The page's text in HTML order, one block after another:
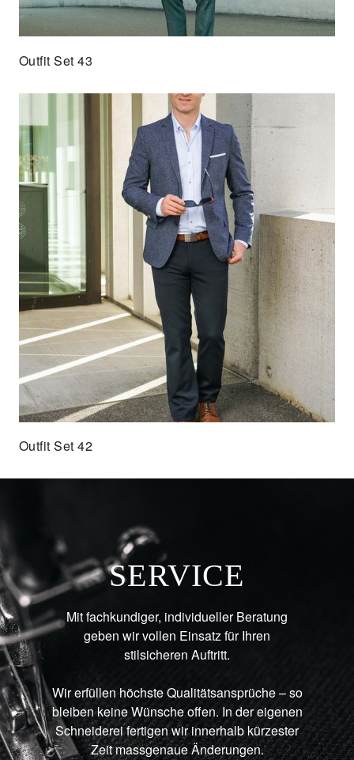
Outfit Set 43
Outfit Set 42
SERVICE
Mit fachkundiger, individueller Beratung
geben wir vollen Einsatz für Ihren
stilsicheren Auftritt.
Wir erfüllen höchste Qualitätsansprüche – so
bleiben keine Wünsche offen. In der eigenen
Schneiderei fertigen wir innerhalb kürzester
Zeit massgenaue Änderungen.